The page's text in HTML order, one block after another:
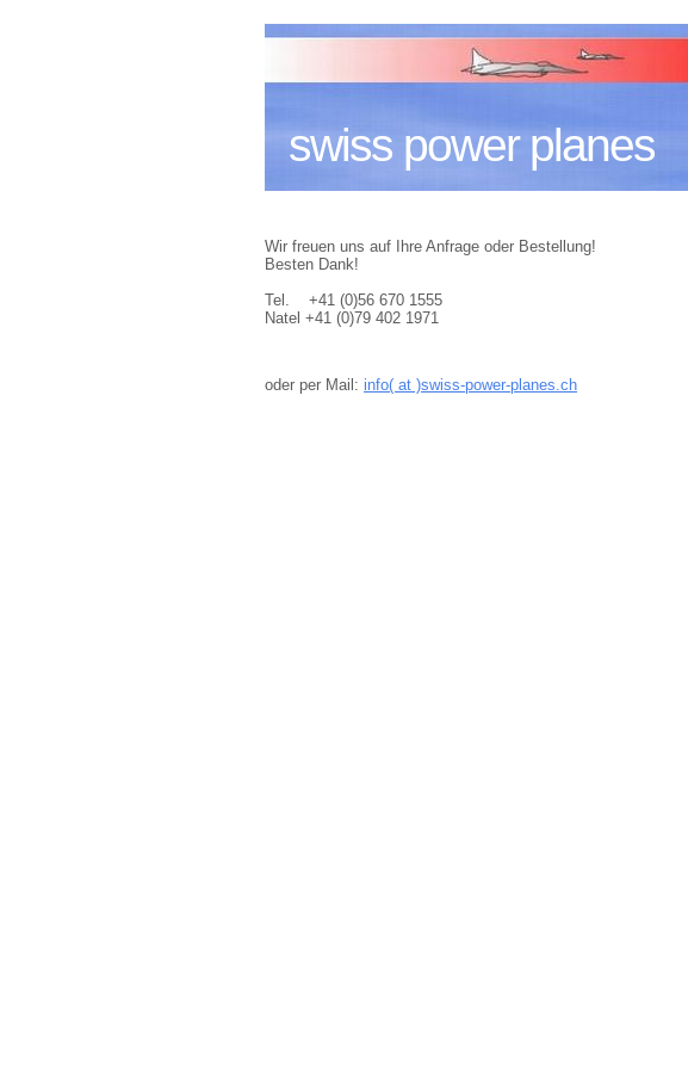
swiss power planes
Wir freuen uns auf Ihre Anfrage oder Bestellung!
Besten Dank!
Tel. +41 (0)56 670 1555
Natel +41 (0)79 402 1971
oder per Mail: info( at )swiss-power-planes.ch